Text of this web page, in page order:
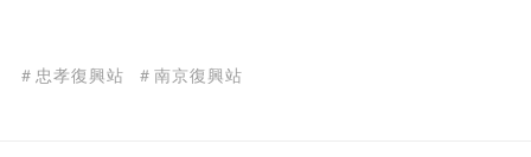
＃忠孝復興站 ＃南京復興站